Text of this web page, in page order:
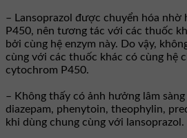
– Lansoprazol được chuyển hóa nhờ
P450, nên tương tác với các thuốc
bởi cùng hệ enzym này. Do vậy,
cùng với các thuốc khác có cùng hệ
cytochrom P450.
– Không thấy có ảnh hưởng lâm
diazepam, phenytoin, theophylin,
khi dùng chung cùng với lansoprazol.